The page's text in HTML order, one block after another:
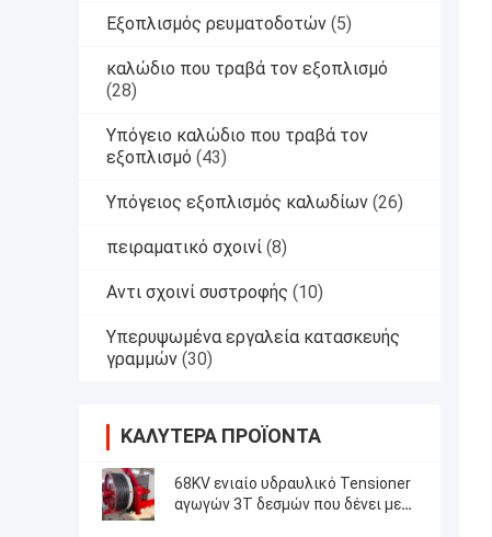
Εξοπλισμός ρευματοδοτών (5)
καλώδιο που τραβά τον εξοπλισμό
(28)
Υπόγειο καλώδιο που τραβά τον
εξοπλισμό (43)
Υπόγειος εξοπλισμός καλωδίων (26)
πειραματικό σχοινί (8)
Αντι σχοινί συστροφής (10)
Υπερυψωμένα εργαλεία κατασκευής
γραμμών (30)
ΚΑΛΎΤΕΡΑ ΠΡΟΪΌΝΤΑ
68KV ενιαίο υδραυλικό Tensioner
αγωγών 3T δεσμών που δένει με